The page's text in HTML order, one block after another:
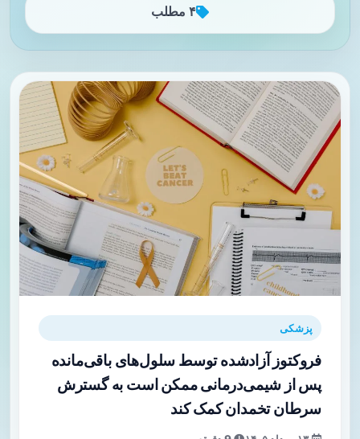
۴ مطلب
پزشکی
فروکتوز آزادشده توسط سلول‌های باقی‌مانده
پس از شیمی‌درمانی ممکن است به گسترش
سرطان تخمدان کمک کند